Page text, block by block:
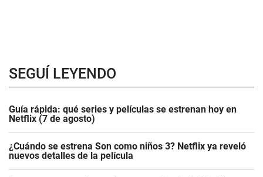
SEGUÍ LEYENDO
Guía rápida: qué series y películas se estrenan hoy en
Netflix (7 de agosto)
¿Cuándo se estrena Son como niños 3? Netflix ya reveló
nuevos detalles de la película